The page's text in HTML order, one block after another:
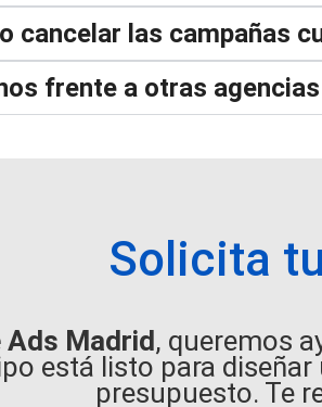
cancelar las campañas
frente a otras
Solicita
Ads Madrid, queremos
está listo para
presupuesto. Te